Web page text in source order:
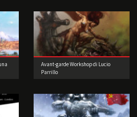
Avant-garde Workshop di Lucio
Parrillo